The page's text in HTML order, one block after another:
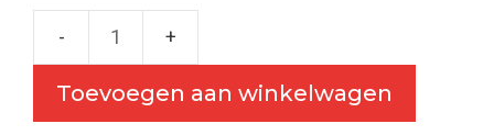
Toevoegen aan winkelwagen